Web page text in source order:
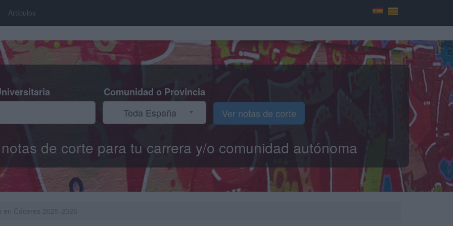
Artículos
Comunidad o Provincia
Toda España
Ver notas de corte
de corte para tu carrera y/o comunidad autónoma